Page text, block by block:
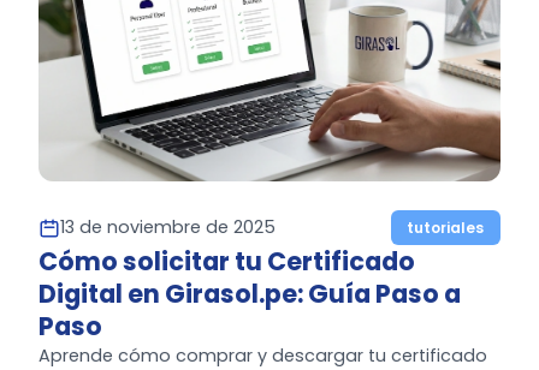
13 de noviembre de 2025 tutoriales
Cómo solicitar tu Certificado
Digital en Girasol.pe: Guía Paso a
Paso
Aprende cómo comprar y descargar tu certificado